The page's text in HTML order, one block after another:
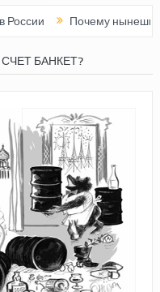
Почему нынешняя
БАНКЕТ?